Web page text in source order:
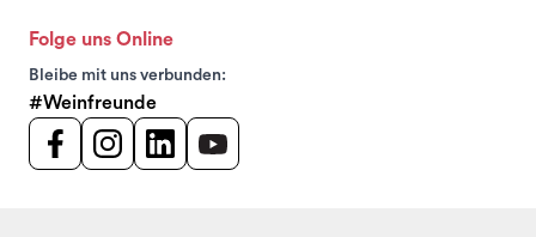
Folge uns Online
Bleibe mit uns verbunden:
#Weinfreunde